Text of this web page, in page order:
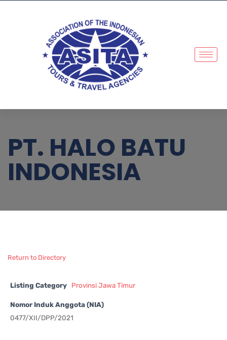
PT. HALO BATU
INDONESIA
Return to Directory
Listing Category Provinsi Jawa Timur
Nomor Induk Anggota (NIA)
0477/XII/DPP/2021